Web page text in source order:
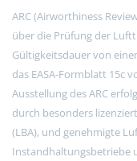
ARC (Airworthiness
über die Prüfung der
Gültigkeitsdauer von
das EASA-Formblatt 15c
Ausstellung des ARC
durch besonders
(LBA), und genehmigte
Instandhaltungsbetriebe